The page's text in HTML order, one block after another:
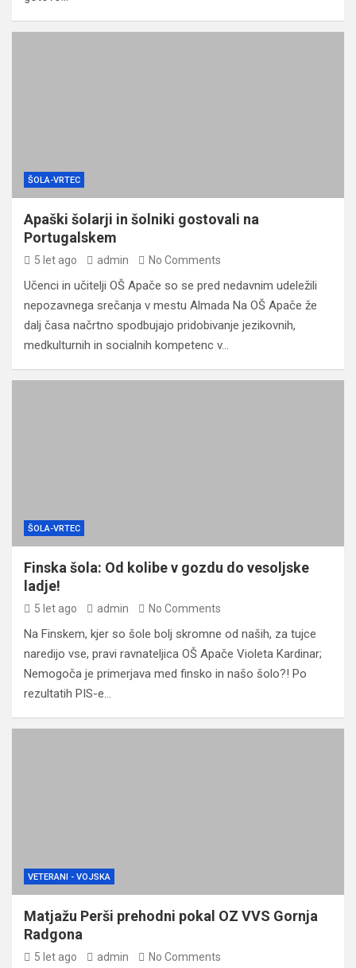
ŠOLA-VRTEC
Apaški šolarji in šolniki gostovali na
Portugalskem
5 let ago admin No Comments
Učenci in učitelji OŠ Apače so se pred nedavnim udeležili
nepozavnega srečanja v mestu Almada Na OŠ Apače že
dalj časa načrtno spodbujajo pridobivanje jezikovnih,
medkulturnih in socialnih kompetenc v…
ŠOLA-VRTEC
Finska šola: Od kolibe v gozdu do vesoljske
ladje!
5 let ago admin No Comments
Na Finskem, kjer so šole bolj skromne od naših, za tujce
naredijo vse, pravi ravnateljica OŠ Apače Violeta Kardinar;
Nemogoča je primerjava med finsko in našo šolo?! Po
rezultatih PIS-e…
VETERANI - VOJSKA
Matjažu Perši prehodni pokal OZ VVS Gornja
Radgona
5 let ago admin No Comments